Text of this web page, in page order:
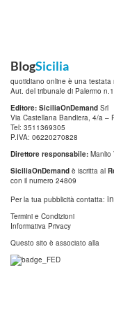
BlogSicilia
quotidiano online è una testata
Aut. del tribunale di Palermo
Editore: SiciliaOnDemand Srl
Via Castellana Bandiera, 4/a –
Tel: 3511369305
P.IVA: 06220270828
Direttore responsabile: Manlio
SiciliaOnDemand è iscritta al
con il numero 24809
Per la tua pubblicità contatta:
Termini e Condizioni
Informativa Privacy
Questo sito è associato alla